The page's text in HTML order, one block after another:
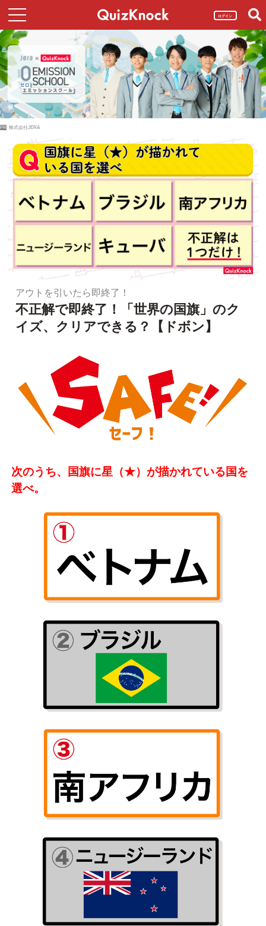
ログイン
PR 株式会社JERA
アウトを引いたら即終了！
不正解で即終了！「世界の国旗」のク
イズ、クリアできる？【ドボン】
次のうち、国旗に星（★）が描かれている国を
選べ。